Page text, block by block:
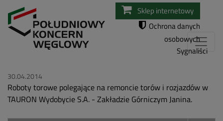
Przejdź
do
Sklep internetowy
Ochrona danych
osobowych
Sygnaliści
30.04.2014
Roboty torowe polegające na remoncie torów i rozjazdów w
TAURON Wydobycie S.A. - Zakładzie Górniczym Janina.